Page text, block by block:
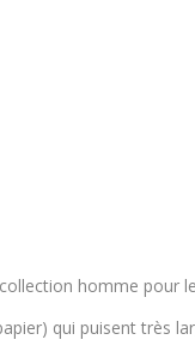
homme pour
qui puisent très